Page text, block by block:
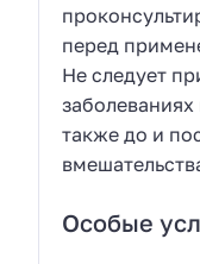
перед
Не следует
также до и
Особые